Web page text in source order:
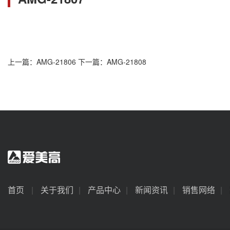
上一篇：AMG-21806 下一篇：AMG-21808
首页 | 关于我们 | 产品中心 | 新闻资讯 | 销售网络 |